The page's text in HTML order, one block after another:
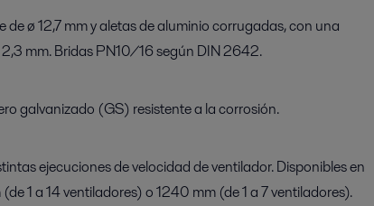
ø 12,7 mm y aletas de aluminio corrugadas, con una
mm. Bridas PN10/16 según DIN 2642.
galvanizado (GS) resistente a la corrosión.
ejecuciones de velocidad de ventilador. Disponibles en
1 a 14 ventiladores) o 1240 mm (de 1 a 7 ventiladores).